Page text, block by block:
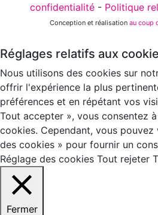
confidentialité - Politique
Conception et réalisation au coup
Réglages relatifs aux
Nous utilisons des cookies sur
offrir l'expérience la plus
préférences et en répétant vos
Tout accepter », vous consentez
cookies. Cependant, vous pouvez
des cookies » pour fournir un
Réglage des cookies Tout rejeter
Fermer